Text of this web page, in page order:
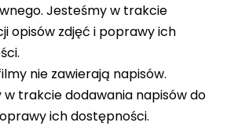
Jesteśmy w trakcie
opisów zdjęć i poprawy ich
nie zawierają napisów.
trakcie dodawania napisów do
ich dostępności.